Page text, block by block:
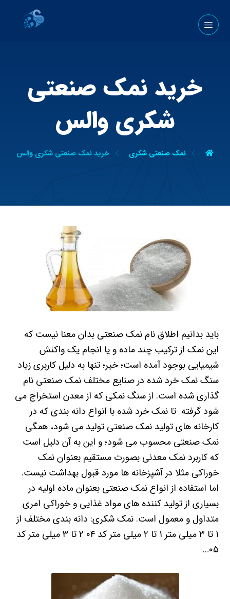
خرید نمک صنعتی
شکری والس
نمک صنعتی شکری خرید نمک صنعتی شکری والس
باید بدانیم اطلاق نام نمک صنعتی بدان معنا نیست که
این نمک از ترکیب چند ماده و یا انجام یک واکنش
شیمیایی بوجود آمده است؛ خیر؛ تنها به دلیل کاربری زیاد
سنگ نمک خرد شده در صنایع مختلف نمک صنعتی نام
گذاری شده است. از سنگ نمکی که از معدن استخراج می
شود گرفته تا نمک خرد شده با انواع دانه بندی که در
کارخانه های تولید نمک صنعتی تولید می شود، همگی
نمک صنعتی محسوب می شود؛ و این به آن دلیل است
که کاربرد نمک معدنی بصورت مستقیم بعنوان نمک
خوراکی مثلا در آشپزخانه ها مورد قبول بهداشت نیست.
اما استفاده از انواع نمک صنعتی بعنوان ماده اولیه در
بسیاری از تولید کننده های مواد غذایی و خوراکی امری
متداول و معمول است. نمک شکری: دانه بندی مختلف از
۱ تا ۳ میلی متر ۱ تا ۲ میلی متر کد ۰۴ ۲ تا ۳ میلی متر کد
۰۵…